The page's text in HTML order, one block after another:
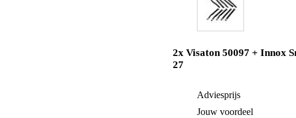
2x Visaton 50097 + Innox
27
Adviesprijs
Jouw voordeel